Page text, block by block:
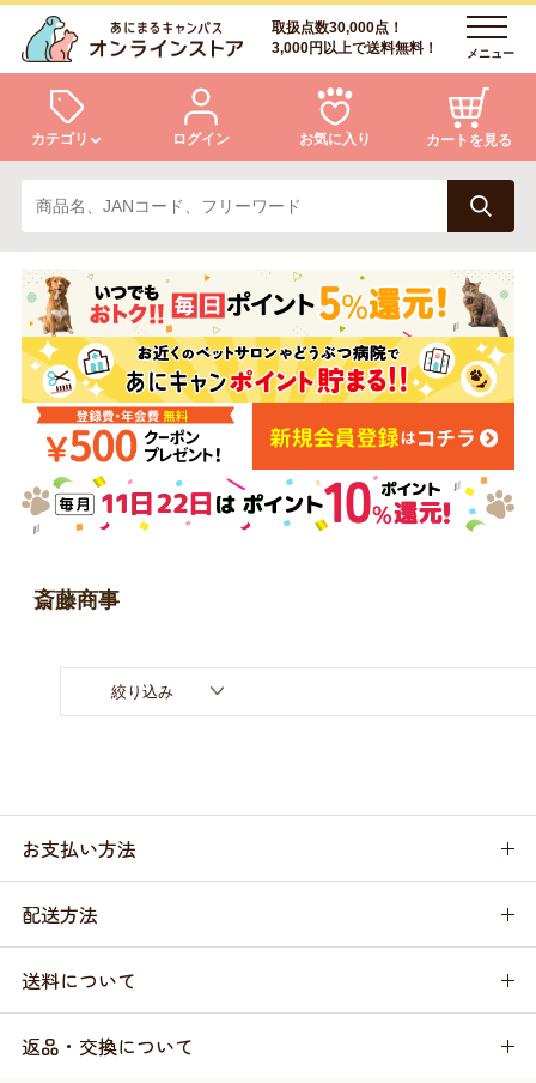
取扱点数30,000点！
3,000円以上で送料無料！
メニュー
カテゴリ
犬 猫
小動物・鳥 アクア・爬虫類・昆虫
ドッグフード キャットフード
美容・ケア用品 服・おさんぽ用品
日用品（デイリー）
ログイン お気に入り カートを見る
ログイン
会員登録
あにまるキャンパスについて
アフターサービス
商品リクエスト
お問い合わせ
斎藤商事
絞り込み
お支払い方法
配送方法
送料について
返品・交換について